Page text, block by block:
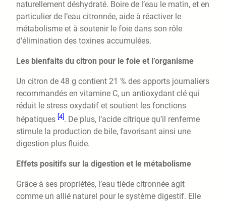
naturellement déshydraté. Boire de l’eau le matin, et en
particulier de l’eau citronnée, aide à réactiver le
métabolisme et à soutenir le foie dans son rôle
d’élimination des toxines accumulées.
Les bienfaits du citron pour le foie et l’organisme
Un citron de 48 g contient 21 % des apports journaliers
recommandés en vitamine C, un antioxydant clé qui
réduit le stress oxydatif et soutient les fonctions
hépatiques [4] . De plus, l’acide citrique qu’il renferme
stimule la production de bile, favorisant ainsi une
digestion plus fluide.
Effets positifs sur la digestion et le métabolisme
Grâce à ses propriétés, l’eau tiède citronnée agit
comme un allié naturel pour le système digestif. Elle